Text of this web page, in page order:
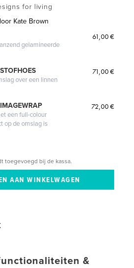
for living
Kate Brown
gelamineerde
61,00 €
over een linnen
71,00 €
een full-colour
op de omslag is
72,00 €
toegevoegd bij de kassa.
&